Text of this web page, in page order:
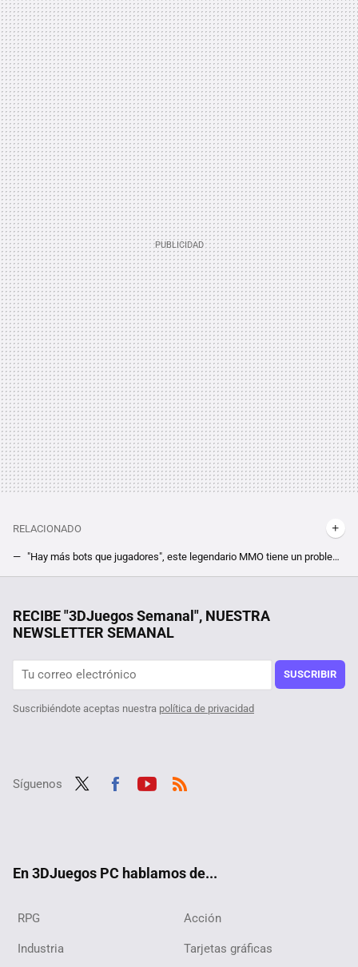
RELACIONADO
"Hay más bots que jugadores", este legendario MMO tiene un problema con las IA. World of Warcraft Classic necesita hacer algo
Fue el juego estrella de la Epic Games Store pero ahora se ha desplomado de precio en Steam. Tienes una semana para hacerte con Borderlands 3 casi regalado
RECIBE "3DJuegos Semanal", NUESTRA
NEWSLETTER SEMANAL
SUSCRIBIR
Suscribiéndote aceptas nuestra política de privacidad
Síguenos
En 3DJuegos PC hablamos de...
RPG Acción
Industria Tarjetas gráficas